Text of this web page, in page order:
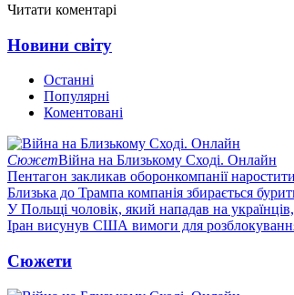
Читати коментарі
Новини світу
Останні
Популярні
Коментовані
СюжетВійна на Близькому Сході. Онлайн
Пентагон закликав оборонкомпанії
Близька до Трампа компанія збирається
У Польщі чоловік, який нападав на
Іран висунув США вимоги для
Сюжети